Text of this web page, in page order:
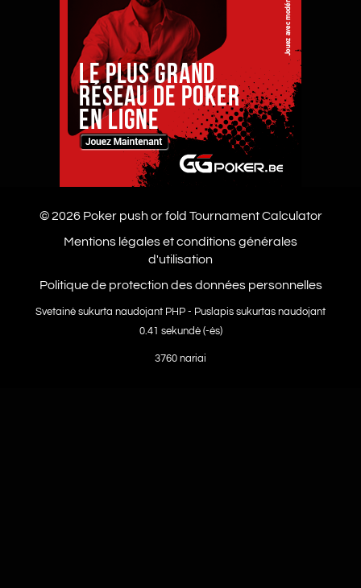
© 2026 Poker push or fold Tournament Calculator
Mentions légales et conditions générales
d'utilisation
Politique de protection des données personnelles
Svetainė sukurta naudojant PHP - Puslapis sukurtas naudojant
0.41 sekundė (-ės)
3760 nariai